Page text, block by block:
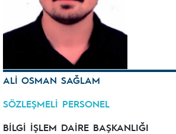
ALİ OSMAN SAĞLAM
SÖZLEŞMELİ PERSONEL
BİLGİ İŞLEM DAİRE BAŞKANLIĞI